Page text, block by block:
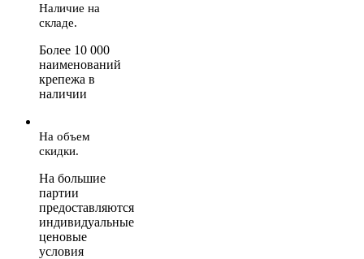
Наличие на
складе.
Более 10 000
наименований
крепежа в
наличии
На объем
скидки.
На большие
партии
предоставляются
индивидуальные
ценовые
условия